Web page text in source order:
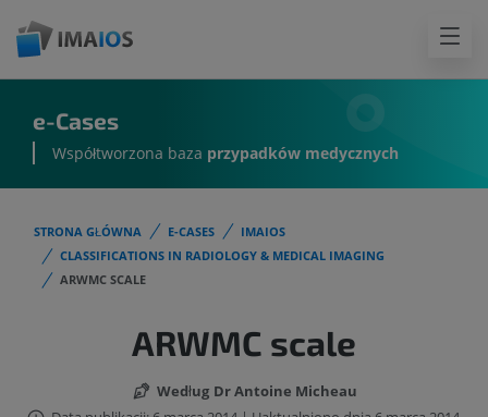
e-Cases
Współtworzona baza przypadków medycznych
STRONA GŁÓWNA E-CASES
IMAIOS
CLASSIFICATIONS IN RADIOLOGY & MEDICAL IMAGING
ARWMC SCALE
ARWMC scale
Według Dr Antoine Micheau